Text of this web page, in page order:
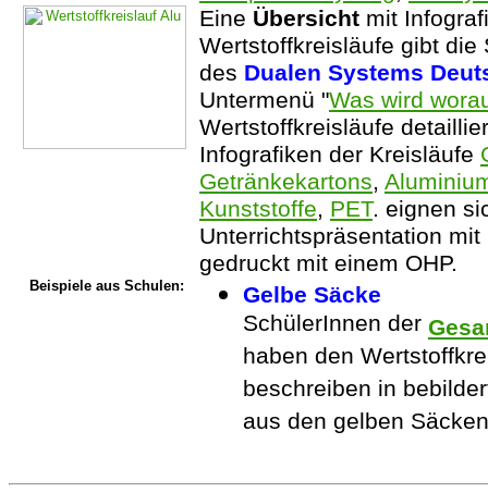
Eine Übersicht mit
Wertstoffkreisläufe gibt die
des Dualen Systems
Untermenü "Was wird
Wertstoffkreisläufe
Infografiken der Kreisläufe
Getränkekartons,
Kunststoffe, PET. eignen
Unterrichtspräsentation
gedruckt mit einem OHP.
Beispiele aus Schulen: Gelbe Säcke
SchülerInnen der
haben den
beschreiben in
aus den gelben